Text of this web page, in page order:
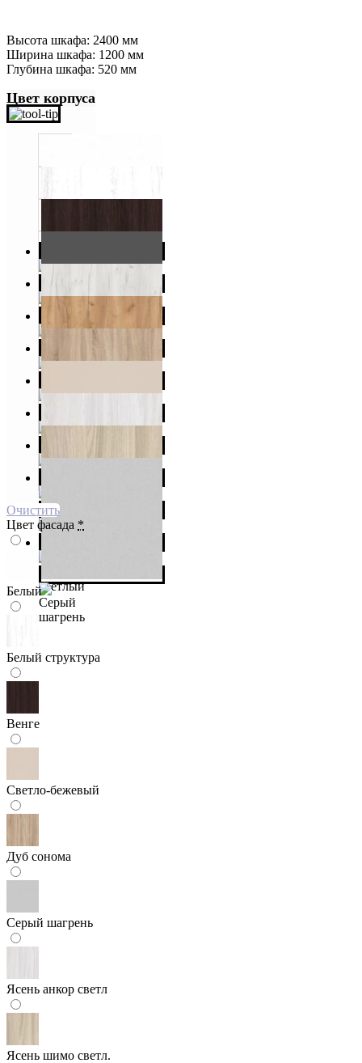
Высота шкафа: 2400 мм
Ширина шкафа: 1200 мм
Глубина шкафа: 520 мм
Цвет корпуса
Очистить
Цвет фасада *
Белый
Белый структура
Венге
Светло-бежевый
Дуб сонома
Серый шагрень
Ясень анкор светл
Ясень шимо светл.